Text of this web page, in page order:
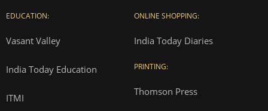
EDUCATION:
Vasant Valley
India Today Education
ITMI
ONLINE SHOPPING:
India Today Diaries
PRINTING:
Thomson Press